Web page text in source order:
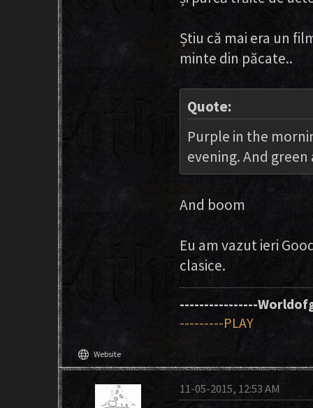
Știu că mai era un
minte din păcate..
Quote:
Purple in the
evening. And
And boom
Eu am vazut ieri
clasice.
----------------
---------PLAY
language Website
11-05-2015, 12:53 AM